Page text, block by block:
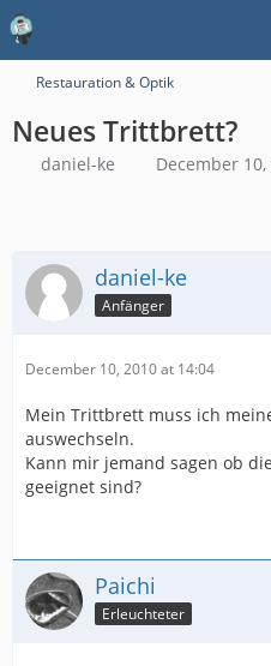
Restauration & Optik
Neues Trittbrett?
daniel-ke December
daniel-ke
Anfänger
December 10, 2010 at 14:04
Mein Trittbrett muss ich
auswechseln.
Kann mir jemand sagen ob
geeignet sind?
Paichi
Erleuchteter